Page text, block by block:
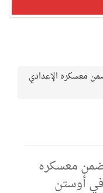
معسكره الإعدادي
ضمن معسكره
في أوستن